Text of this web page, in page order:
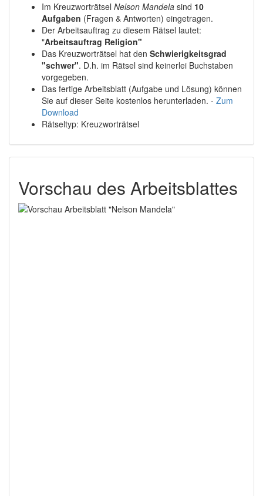
Im Kreuzworträtsel Nelson Mandela sind 10
Aufgaben (Fragen & Antworten) eingetragen.
Der Arbeitsauftrag zu diesem Rätsel lautet:
"Arbeitsauftrag Religion"
Das Kreuzworträtsel hat den Schwierigkeitsgrad
"schwer". D.h. im Rätsel sind keinerlei Buchstaben
vorgegeben.
Das fertige Arbeitsblatt (Aufgabe und Lösung) können
Sie auf dieser Seite kostenlos herunterladen. - Zum
Download
Rätseltyp: Kreuzworträtsel
Vorschau des Arbeitsblattes